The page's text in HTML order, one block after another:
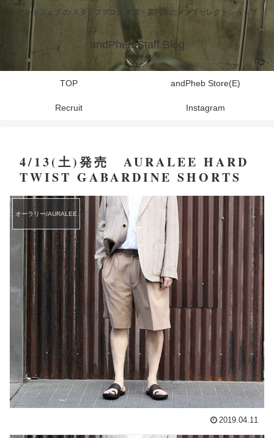
アンドフェブ の スタッフブログ 東京・高円寺のメンズセレクトショップ
andPheb Staff Blog
TOP andPheb Store(E)
Recruit Instagram
4/13(土)発売 AURALEE HARD
TWIST GABARDINE SHORTS
オーラリー/AURALEE
2019.04.11